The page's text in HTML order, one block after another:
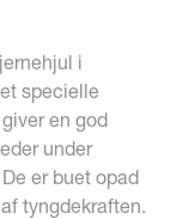
i
specielle
en god
under
er buet opad
tyngdekraften.